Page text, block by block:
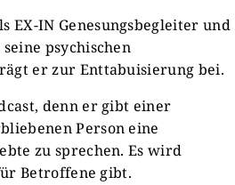
EX-IN Genesungsbegleiter und
psychischen
er zur Enttabuisierung bei.
denn er gibt einer
Person eine
zu sprechen. Es wird
Betroffene gibt.